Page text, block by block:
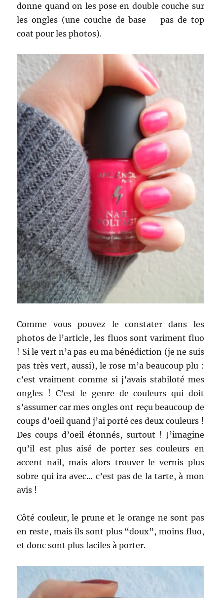
donne quand on les pose en double couche sur
les ongles (une couche de base – pas de top
coat pour les photos).
Comme vous pouvez le constater dans les
photos de l’article, les fluos sont variment fluo
! Si le vert n’a pas eu ma bénédiction (je ne suis
pas très vert, aussi), le rose m’a beaucoup plu :
c’est vraiment comme si j’avais stabiloté mes
ongles ! C’est le genre de couleurs qui doit
s’assumer car mes ongles ont reçu beaucoup de
coups d’oeil quand j’ai porté ces deux couleurs !
Des coups d’oeil étonnés, surtout ! J’imagine
qu’il est plus aisé de porter ses couleurs en
accent nail, mais alors trouver le vernis plus
sobre qui ira avec… c’est pas de la tarte, à mon
avis !
Côté couleur, le prune et le orange ne sont pas
en reste, mais ils sont plus “doux”, moins fluo,
et donc sont plus faciles à porter.